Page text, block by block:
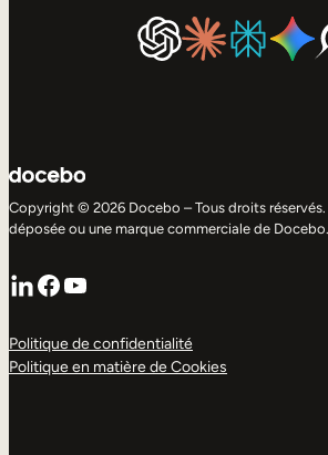
Copyright © 2026 Docebo – Tous droits
déposée ou une marque commerciale de Docebo.
LinkedIn
Facebook
YouTube
Politique de confidentialité
Politique en matière de Cookies